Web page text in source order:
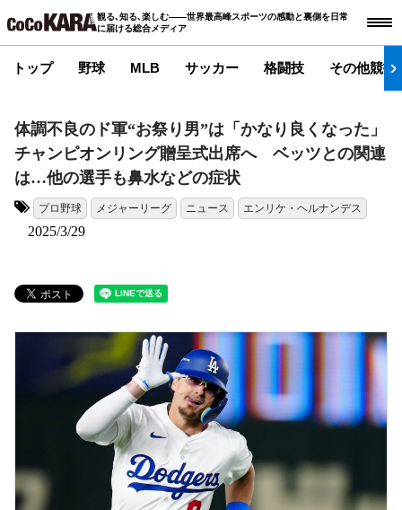
観る､知る､楽しむ――世界最高峰スポーツの感動と裏側を日常
に届ける総合メディア
トップ 野球 MLB サッカー 格闘技 その他競技
体調不良のド軍“お祭り男”は「かなり良くなった」
チャンピオンリング贈呈式出席へ ベッツとの関連
は…他の選手も鼻水などの症状
プロ野球 メジャーリーグ ニュース エンリケ・ヘルナンデス
2025/3/29